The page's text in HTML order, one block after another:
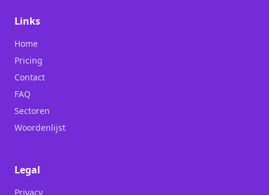
Links
Home
Pricing
Contact
FAQ
Sectoren
Woordenlijst
Legal
Privacy